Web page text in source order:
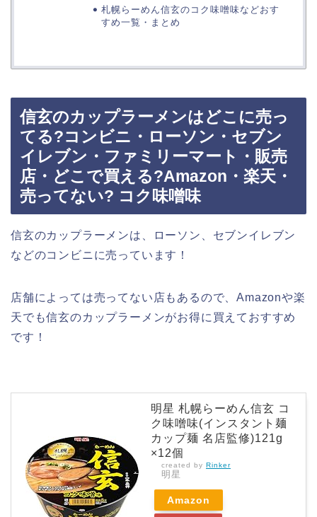
札幌らーめん信玄のコク味噌味などおす
すめ一覧・まとめ
信玄のカップラーメンはどこに売っ
てる?コンビニ・ローソン・セブン
イレブン・ファミリーマート・販売
店・どこで買える?Amazon・楽天・
売ってない? コク味噌味
信玄のカップラーメンは、ローソン、セブンイレブン
などのコンビニに売っています！
店舗によっては売ってない店もあるので、Amazonや楽
天でも信玄のカップラーメンがお得に買えておすすめ
です！
明星 札幌らーめん信玄 コ
ク味噌味(インスタント麺
カップ麺 名店監修)121g
×12個
created by Rinker
明星
Amazon